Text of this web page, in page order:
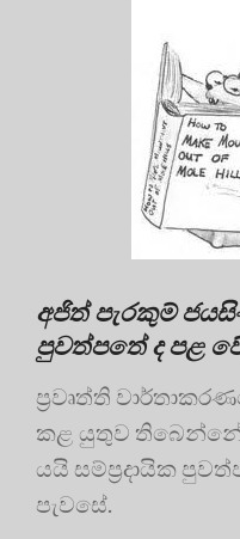
අජිත් පැරකුම්
පුවත්පතේ ද පළ
ප්‍රවෘත්ති
කළ යුතුව තිබෙන්නේ
යයි සම්ප්‍ර‍දායික
පැවසේ.